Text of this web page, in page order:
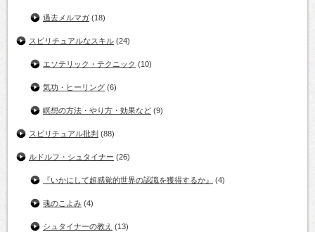
過去メルマガ (18)
スピリチュアルなスキル (24)
エソテリック・テクニック (10)
気功・ヒーリング (6)
瞑想の方法・やり方・効果など (9)
スピリチュアル批判 (88)
ルドルフ・シュタイナー (26)
『いかにして超感覚的世界の認識を獲得するか』 (4)
魂のこよみ (4)
シュタイナーの教え (13)